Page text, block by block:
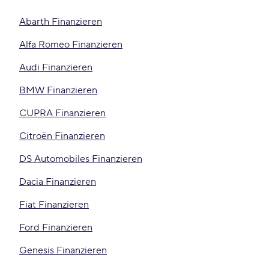
Abarth Finanzieren
Alfa Romeo Finanzieren
Audi Finanzieren
BMW Finanzieren
CUPRA Finanzieren
Citroën Finanzieren
DS Automobiles Finanzieren
Dacia Finanzieren
Fiat Finanzieren
Ford Finanzieren
Genesis Finanzieren